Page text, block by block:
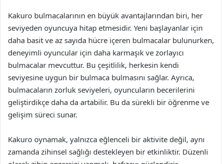
Kakuro bulmacalarının en büyük avantajlarından biri, her
seviyeden oyuncuya hitap etmesidir. Yeni başlayanlar için
daha basit ve az sayıda hücre içeren bulmacalar bulunurken,
deneyimli oyuncular için daha karmaşık ve zorlayıcı
bulmacalar mevcuttur. Bu çeşitlilik, herkesin kendi
seviyesine uygun bir bulmaca bulmasını sağlar. Ayrıca,
bulmacaların zorluk seviyeleri, oyuncuların becerilerini
geliştirdikçe daha da artabilir. Bu da sürekli bir öğrenme ve
gelişim süreci sunar.
Kakuro oynamak, yalnızca eğlenceli bir aktivite değil, aynı
zamanda zihinsel sağlığı destekleyen bir etkinliktir. Düzenli